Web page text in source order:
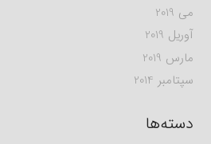
می 2019
آوریل 2019
مارس 2019
سپتامبر 2014
دسته‌ها